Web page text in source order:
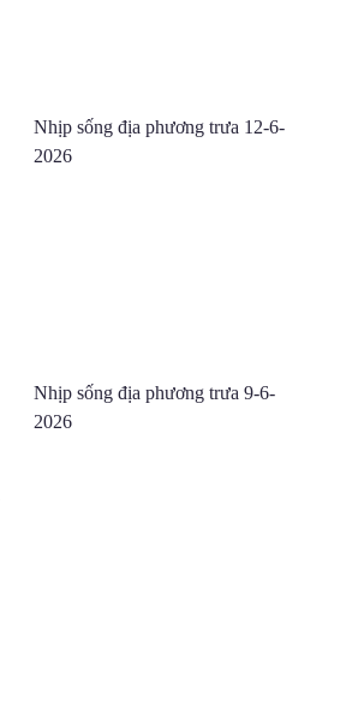
Nhịp sống địa phương trưa 12-
6-2026
Nhịp sống địa phương trưa 9-6-
2026